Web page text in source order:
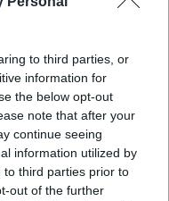
to third parties, or
information for
the below opt-out
note that after your
continue seeing
information utilized by
to third parties prior to
out of the further
Αιγαίο: Πέντε
και επτά
τρία τουρκικά
επανδρωμένα